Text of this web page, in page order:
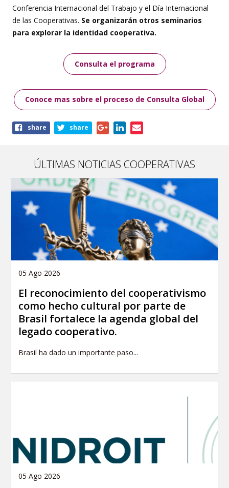
Conferencia Internacional del Trabajo y el Día Internacional
de las Cooperativas. Se organizarán otros seminarios
para explorar la identidad cooperativa.
Consulta el programa
Conoce mas sobre el proceso de Consulta Global
Shareshare share
ÚLTIMAS NOTICIAS COOPERATIVAS
05 Ago 2026
El reconocimiento del cooperativismo
como hecho cultural por parte de
Brasil fortalece la agenda global del
legado cooperativo.
Brasil ha dado un importante paso...
05 Ago 2026